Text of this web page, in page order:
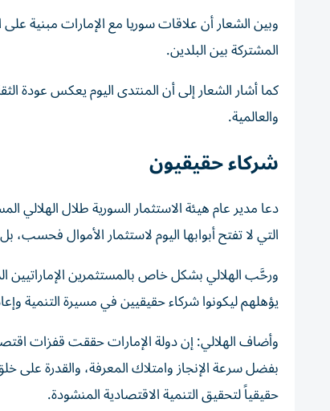
وبين الشعار أن علاقات سوريا مع الإمارات مبنية على
المشتركة بين البلدين.
كما أشار الشعار إلى أن المنتدى اليوم يعكس عودة
والعالمية.
شركاء حقيقيون
دعا مدير عام هيئة الاستثمار السورية طلال الهلالي
التي لا تفتح أبوابها اليوم لاستثمار الأموال
ورحَّب الهلالي بشكل خاص بالمستثمرين الإماراتيين
يؤهلهم ليكونوا شركاء حقيقيين في مسيرة التنمية
وأضاف الهلالي: إن دولة الإمارات حققت قفزات
بفضل سرعة الإنجاز وامتلاك المعرفة، والقدرة على
حقيقياً لتحقيق التنمية الاقتصادية المنشودة.